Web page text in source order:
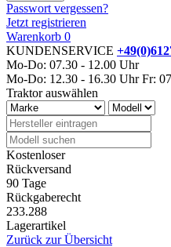
Passwort vergessen?
Jetzt registrieren
Warenkorb 0
KUNDENSERVICE
Mo-Do: 07.30 - 12.00 Uhr
Mo-Do: 12.30 - 16.30 Uhr Fr:
Traktor auswählen
Kostenloser
Rückversand
90 Tage
Rückgaberecht
233.288
Lagerartikel
Zurück zur Übersicht